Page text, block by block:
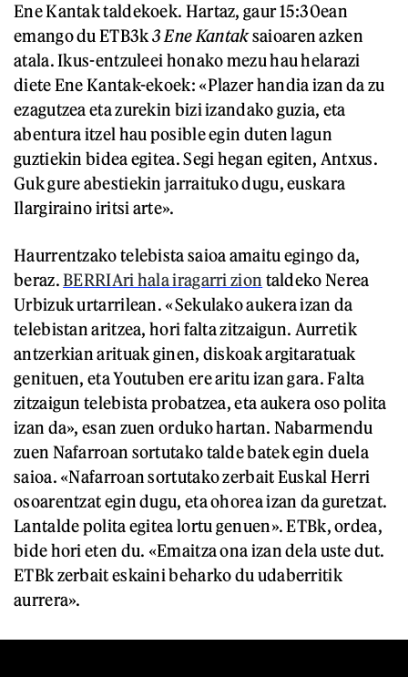
Ene Kantak taldekoek. Hartaz, gaur 15:30ean
emango du ETB3k3 Ene Kantaksaioaren azken
atala. Ikus-entzuleei honako mezu hau helarazi
diete Ene Kantak-ekoek: «Plazer handia izan da zu
ezagutzea eta zurekin bizi izandako guzia, eta
abentura itzel hau posible egin duten lagun
guztiekin bidea egitea. Segi hegan egiten, Antxus.
Guk gure abestiekin jarraituko dugu, euskara
Ilargiraino iritsi arte».
Haurrentzako telebista saioa amaitu egingo da,
beraz.BERRIAri hala iragarri zion taldeko Nerea
Urbizuk urtarrilean. «Sekulako aukera izan da
telebistan aritzea, hori falta zitzaigun. Aurretik
antzerkian arituak ginen, diskoak argitaratuak
genituen, eta Youtuben ere aritu izan gara. Falta
zitzaigun telebista probatzea, eta aukera oso polita
izan da», esan zuen orduko hartan. Nabarmendu
zuen Nafarroan sortutako talde batek egin duela
saioa. «Nafarroan sortutako zerbait Euskal Herri
osoarentzat egin dugu, eta ohorea izan da guretzat.
Lantalde polita egitea lortu genuen». ETBk, ordea,
bide hori eten du. «Emaitza ona izan dela uste dut.
ETBk zerbait eskaini beharko du udaberritik
aurrera».